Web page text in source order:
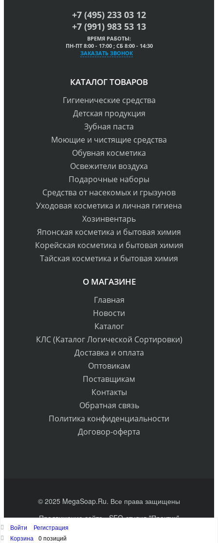
+7 (495) 233 03 12
+7 (991) 983 53 13
ВРЕМЯ РАБОТЫ:
ПН-ПТ 8:00 - 17:00 ; СБ 8:00 - 14:30
ЗАКАЗАТЬ ЗВОНОК
КАТАЛОГ ТОВАРОВ
Гигиенические средства
Детская продукция
Зубная паста
Моющие и чистящие средства
Обувная косметика
Освежители воздуха
Подарочные наборы
Средства от насекомых и грызунов
Уходовая косметика и личная гигиена
Хозинвентарь
Японская косметика и бытовая химия
Корейская косметика и бытовая химия
Тайская косметика и бытовая химия
О МАГАЗИНЕ
Главная
Новости
Каталог
КЛС (Каталог Логической Сортировки)
Доставка и оплата
Оптовикам
Поставщикам
Контакты
Обратная связь
Политика конфиденциальности
Договор-оферта
© 2025 MegaSoap.Ru. Все права защищены
Продвижение сайта- SEO-студия "Практик"
Войти
Регистрация
Корзина
0 позиций